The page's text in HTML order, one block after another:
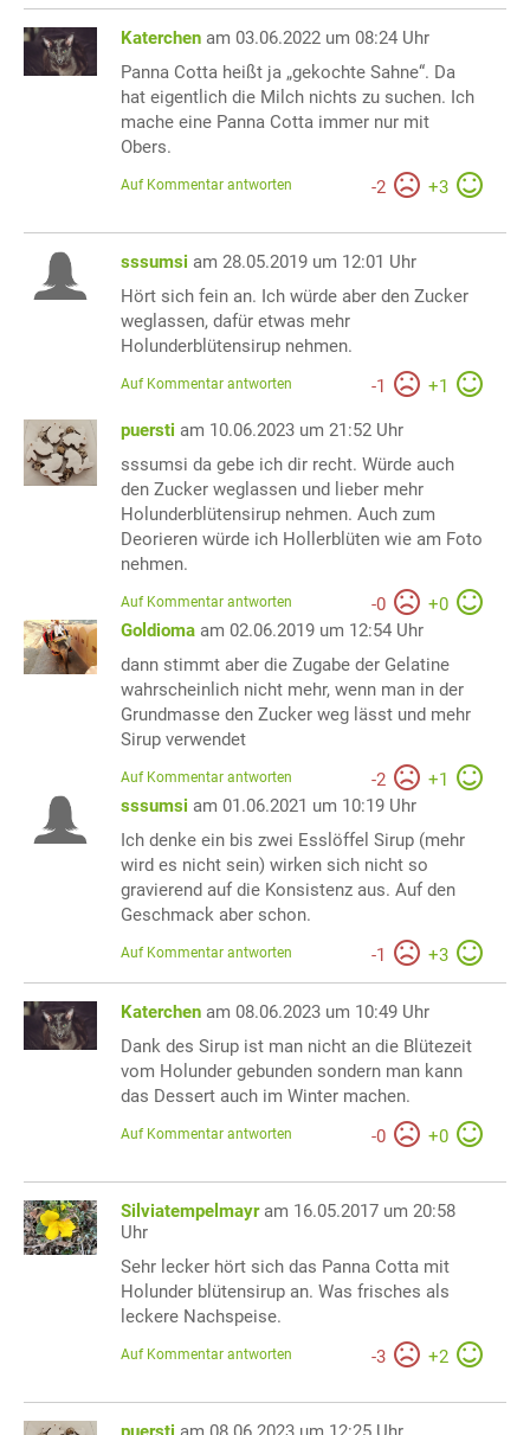
Katerchen am 03.06.2022 um 08:24 Uhr
Panna Cotta heißt ja „gekochte Sahne“. Da
hat eigentlich die Milch nichts zu suchen. Ich
mache eine Panna Cotta immer nur mit
Obers.
-2 +3
Auf Kommentar antworten
sssumsi am 28.05.2019 um 12:01 Uhr
Hört sich fein an. Ich würde aber den Zucker
weglassen, dafür etwas mehr
Holunderblütensirup nehmen.
-1 +1
Auf Kommentar antworten
puersti am 10.06.2023 um 21:52 Uhr
sssumsi da gebe ich dir recht. Würde auch
den Zucker weglassen und lieber mehr
Holunderblütensirup nehmen. Auch zum
Deorieren würde ich Hollerblüten wie am Foto
nehmen.
-0 +0
Auf Kommentar antworten
Goldioma am 02.06.2019 um 12:54 Uhr
dann stimmt aber die Zugabe der Gelatine
wahrscheinlich nicht mehr, wenn man in der
Grundmasse den Zucker weg lässt und mehr
Sirup verwendet
-2 +1
Auf Kommentar antworten
sssumsi am 01.06.2021 um 10:19 Uhr
Ich denke ein bis zwei Esslöffel Sirup (mehr
wird es nicht sein) wirken sich nicht so
gravierend auf die Konsistenz aus. Auf den
Geschmack aber schon.
-1 +3
Auf Kommentar antworten
Katerchen am 08.06.2023 um 10:49 Uhr
Dank des Sirup ist man nicht an die Blütezeit
vom Holunder gebunden sondern man kann
das Dessert auch im Winter machen.
-0 +0
Auf Kommentar antworten
Silviatempelmayr am 16.05.2017 um 20:58
Uhr
Sehr lecker hört sich das Panna Cotta mit
Holunder blütensirup an. Was frisches als
leckere Nachspeise.
-3 +2
Auf Kommentar antworten